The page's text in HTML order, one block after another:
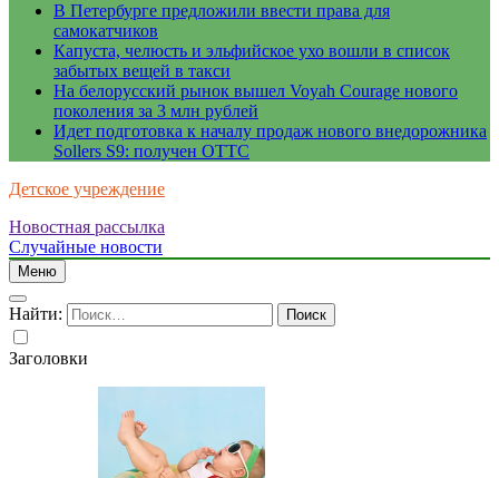
В Петербурге предложили ввести права для
самокатчиков
Капуста, челюсть и эльфийское ухо вошли в список
забытых вещей в такси
На белорусский рынок вышел Voyah Courage нового
поколения за 3 млн рублей
Идет подготовка к началу продаж нового внедорожника
Sollers S9: получен ОТТС
Детское учреждение
Новостная рассылка
Случайные новости
Меню
Найти:
Заголовки